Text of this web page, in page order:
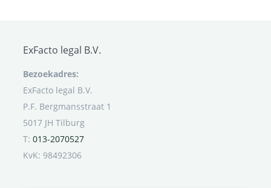
ExFacto legal B.V.
Bezoekadres:
ExFacto legal B.V.
P.F. Bergmansstraat 1
5017 JH Tilburg
T: 013-2070527
KvK: 98492306